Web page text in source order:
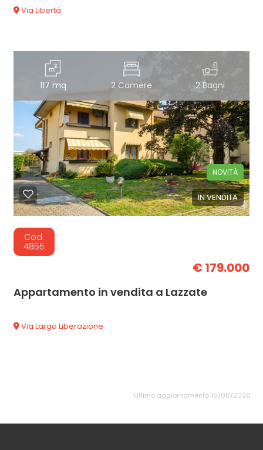
Via Libertà
117 mq 2 Camere 2 Bagni
IN VENDITA
NOVITÀ
Cod.
4855
€ 179.000
Appartamento in vendita a Lazzate
Via Largo Liberazione
Ultimo aggiornamento 16/06/2026